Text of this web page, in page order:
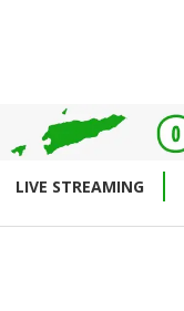
LIVE STREAMING